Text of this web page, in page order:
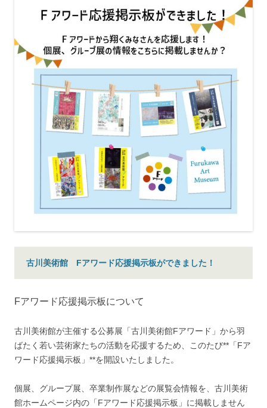
古川美術館 Fアワード応援掲示板ができました！
Fアワード応援掲示板について
古川美術館が主催する公募展「古川美術館Fアワード」から羽
ばたく若い芸術家たちの活動を応援するため、このたび**「Fア
ワード応援掲示板」**を開設いたしました。
個展、グループ展、卒業制作展などの展覧会情報を、古川美術
館ホームページ内の「Fアワード応援掲示板」に掲載しません